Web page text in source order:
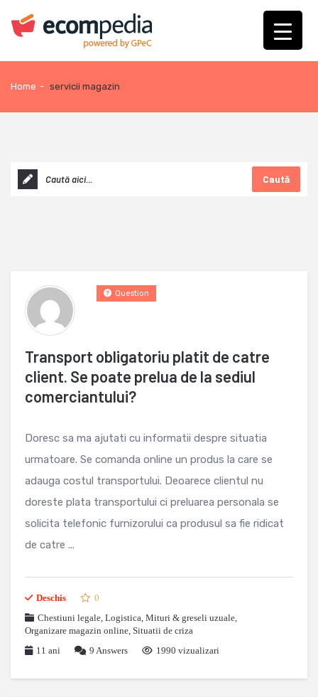
Home - servicii magazin
Caută
Transport obligatoriu platit de catre
client. Se poate prelua de la sediul
comerciantului?
Question
Doresc sa ma ajutati cu informatii despre situatia
urmatoare. Se comanda online un produs la care se
adauga costul transportului. Deoarece clientul nu
doreste plata transportului ci preluarea personala se
solicita telefonic furnizorului ca produsul sa fie ridicat
de catre ...
Deschis
0
Chestiuni legale, Logistica, Mituri & greseli uzuale,
Organizare magazin online, Situatii de criza
11 ani
9 Answers 1990 vizualizari